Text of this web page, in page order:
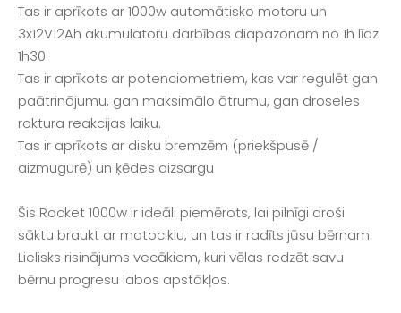
Tas ir aprīkots ar 1000w automātisko motoru un
3x12V12Ah akumulatoru darbības diapazonam no 1h līdz
1h30.
Tas ir aprīkots ar potenciometriem, kas var regulēt gan
paātrinājumu, gan maksimālo ātrumu, gan droseles
roktura reakcijas laiku.
Tas ir aprīkots ar disku bremzēm (priekšpusē /
aizmugurē) un ķēdes aizsargu
Šis Rocket 1000w ir ideāli piemērots, lai pilnīgi droši
sāktu braukt ar motociklu, un tas ir radīts jūsu bērnam.
Lielisks risinājums vecākiem, kuri vēlas redzēt savu
bērnu progresu labos apstākļos.